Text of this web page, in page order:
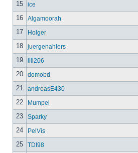
15
ice
16
Algamoorah
17
Holger
18
juergenahlers
19
illi206
20
domobd
21
andreasE430
22
Mumpel
23
Sparky
24
PelVis
25
TDI98